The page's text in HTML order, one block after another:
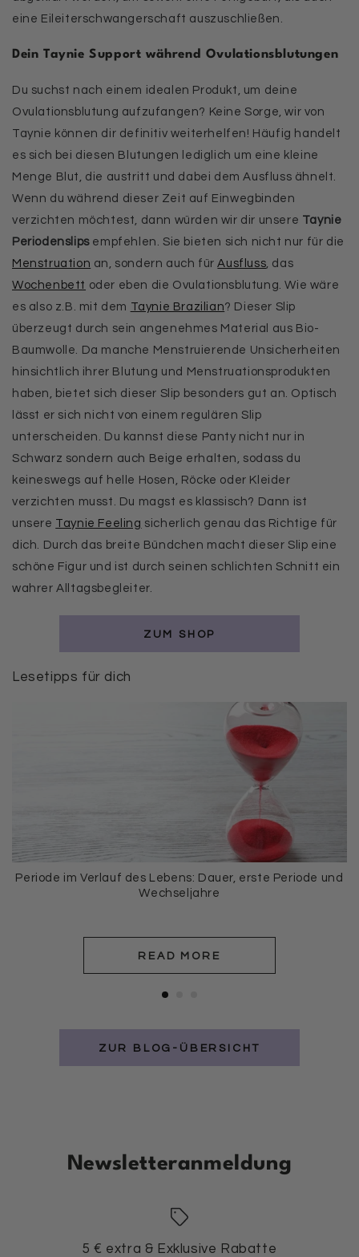
eine Eileiterschwangerschaft auszuschließen.
Dein Taynie Support während Ovulationsblutungen
Du suchst nach einem idealen Produkt, um deine
Ovulationsblutung aufzufangen? Keine Sorge, wir von
Taynie können dir definitiv weiterhelfen! Häufig handelt
es sich bei diesen Blutungen lediglich um eine kleine
Menge Blut, die austritt und dabei dem Ausfluss ähnelt.
Wenn du während dieser Zeit auf Einwegbinden
verzichten möchtest, dann würden wir dir unsere Taynie
Periodenslipsempfehlen. Sie bieten sich nicht nur für die
Menstruation an, sondern auch fürAusfluss, das
Wochenbett oder eben die Ovulationsblutung. Wie wäre
es also z.B. mit dem Taynie Brazilian? Dieser Slip
überzeugt durch sein angenehmes Material aus Bio-
Baumwolle. Da manche Menstruierende Unsicherheiten
hinsichtlich ihrer Blutung und Menstruationsprodukten
haben, bietet sich dieser Slip besonders gut an. Optisch
lässt er sich nicht von einem regulären Slip
unterscheiden. Du kannst diese Panty nicht nur in
Schwarz sondern auch Beige erhalten, sodass du
keineswegs auf helle Hosen, Röcke oder Kleider
verzichten musst. Du magst es klassisch? Dann ist
unsere Taynie Feeling sicherlich genau das Richtige für
dich. Durch das breite Bündchen macht dieser Slip eine
schöne Figur und ist durch seinen schlichten Schnitt ein
wahrer Alltagsbegleiter.
ZUM SHOP
Lesetipps für dich
Periode im Verlauf des Lebens: Dauer, erste Periode und
Wechseljahre
READ MORE
ZUR BLOG-ÜBERSICHT
Newsletteranmeldung
5 € extra & Exklusive Rabatte